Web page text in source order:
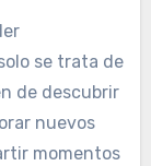
se trata de
de descubrir
nuevos
momentos